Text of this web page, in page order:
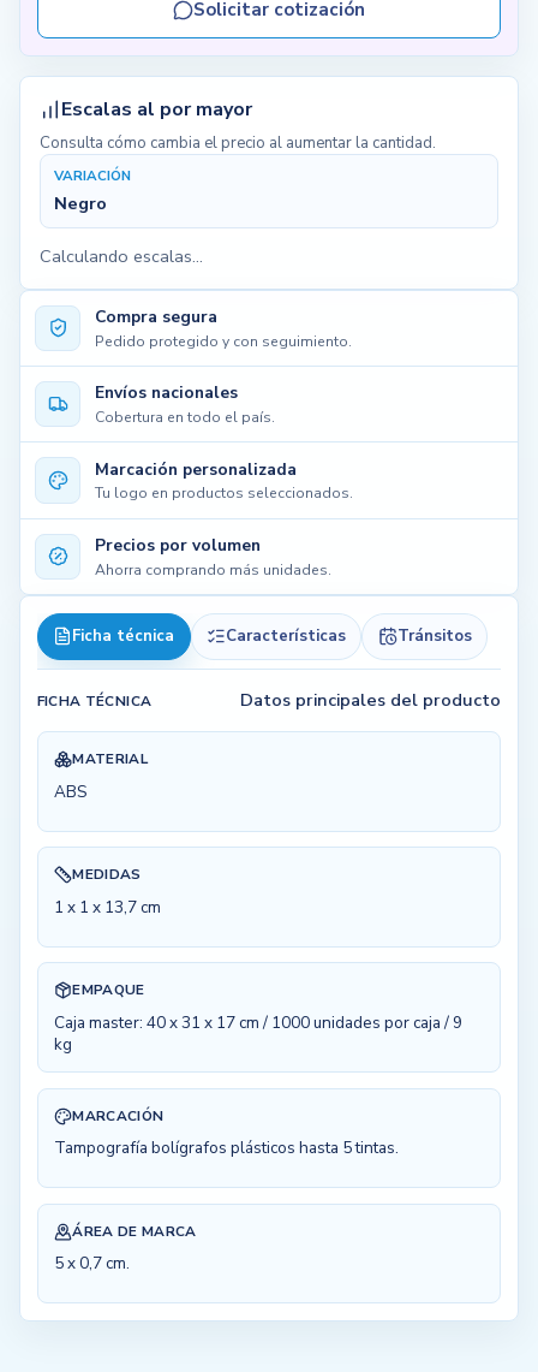
Compra segura
Pedido protegido y con seguimiento.
Envíos nacionales
Cobertura en todo el país.
Marcación personalizada
Tu logo en productos seleccionados.
Precios por volumen
Ahorra comprando más unidades.
Ficha técnica Características Tránsitos
FICHA TÉCNICA Datos principales del producto
MATERIAL
ABS
MEDIDAS
1 x 1 x 13,7 cm
EMPAQUE
Caja master: 40 x 31 x 17 cm / 1000 unidades por caja / 9
kg
MARCACIÓN
Tampografía bolígrafos plásticos hasta 5 tintas.
ÁREA DE MARCA
5 x 0,7 cm.
Solicitar cotización
Escalas al por mayor
Consulta cómo cambia el precio al aumentar la cantidad.
VARIACIÓN
Negro
Calculando escalas...